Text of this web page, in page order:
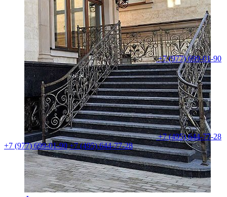
+7 (977) 699-01-90
+7 (495) 644-77-28
+7 (977) 699-01-90 +7 (495) 644-77-28